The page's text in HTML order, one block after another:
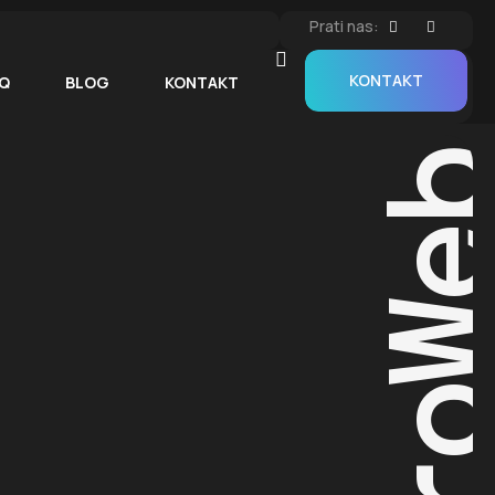
Prati nas:
BLOG KONTAKT KONTAKT